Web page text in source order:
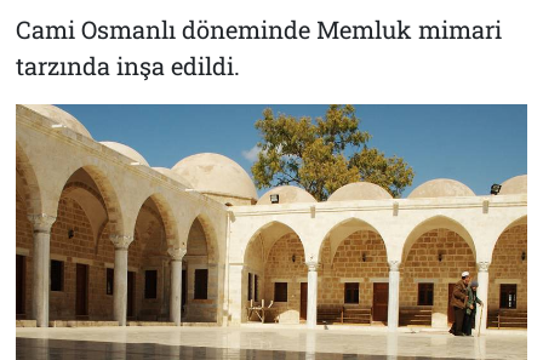
Cami Osmanlı döneminde Memluk mimari
tarzında inşa edildi.